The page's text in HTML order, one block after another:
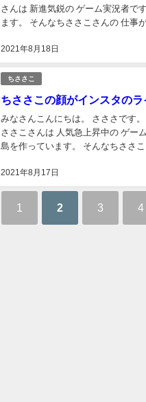
2021年8月18日
さんは 新進気鋭の ゲーム実況者です。 驚くほどのスピードで チャンネル登録者数を 伸
ます。 そんなちささこさんの 仕事がスゴイという噂 を耳にしました。 ということで今回は ちさ
ちささこ
ちささこの顔がインスタの
2021年8月17日
みなさんこんにちは。 さささです。 あなたは ちささこさんの素顔 を見たことがありますか？ ち
ささこさんは 人気急上昇中の ゲーム実況者です。 誰にも真似でき
島を作っています。 そんなちささこさんの 素顔が公開されている とい噂を耳にしました。 とい
1 2 3 4